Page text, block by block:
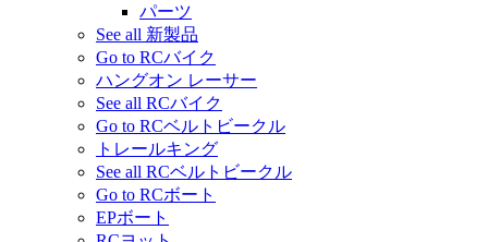
パーツ
See all 新製品
Go to RCバイク
ハングオン レーサー
See all RCバイク
Go to RCベルトビークル
トレールキング
See all RCベルトビークル
Go to RCボート
EPボート